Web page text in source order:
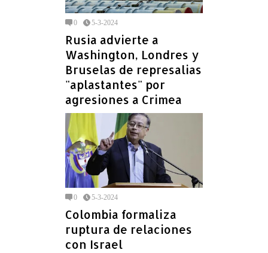
0 5-3-2024
Rusia advierte a
Washington, Londres y
Bruselas de represalias
"aplastantes" por
agresiones a Crimea
0 5-3-2024
Colombia formaliza
ruptura de relaciones
con Israel